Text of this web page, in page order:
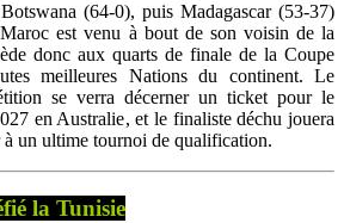
(64-0), puis Madagascar (53-37)
est venu à bout de son voisin de la
donc aux quarts de finale de la Coupe
meilleures Nations du continent. Le
se verra décerner un ticket pour le
en Australie, et le finaliste déchu jouera
à un ultime tournoi de qualification.
la Tunisie